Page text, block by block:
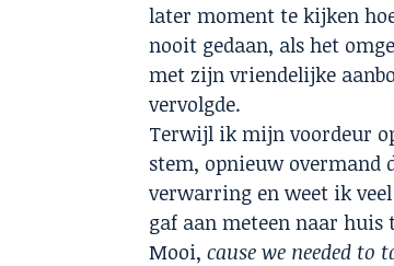
later moment te kijken
nooit gedaan, als het
met zijn vriendelijke
vervolgde.
Terwijl ik mijn voordeur
stem, opnieuw overmand
verwarring en weet ik
gaf aan meteen naar huis
Mooi,cause we needed to